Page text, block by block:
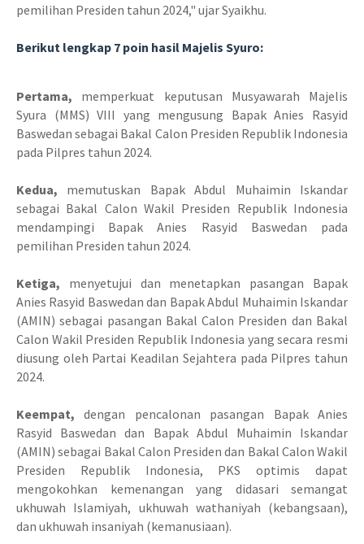
pemilihan Presiden tahun 2024," ujar Syaikhu.
Berikut lengkap 7 poin hasil Majelis Syuro:
Pertama, memperkuat keputusan Musyawarah Majelis
Syura (MMS) VIII yang mengusung Bapak Anies Rasyid
Baswedan sebagai Bakal Calon Presiden Republik Indonesia
pada Pilpres tahun 2024.
Kedua, memutuskan Bapak Abdul Muhaimin Iskandar
sebagai Bakal Calon Wakil Presiden Republik Indonesia
mendampingi Bapak Anies Rasyid Baswedan pada
pemilihan Presiden tahun 2024.
Ketiga, menyetujui dan menetapkan pasangan Bapak
Anies Rasyid Baswedan dan Bapak Abdul Muhaimin Iskandar
(AMIN) sebagai pasangan Bakal Calon Presiden dan Bakal
Calon Wakil Presiden Republik Indonesia yang secara resmi
diusung oleh Partai Keadilan Sejahtera pada Pilpres tahun
2024.
Keempat, dengan pencalonan pasangan Bapak Anies
Rasyid Baswedan dan Bapak Abdul Muhaimin Iskandar
(AMIN) sebagai Bakal Calon Presiden dan Bakal Calon Wakil
Presiden Republik Indonesia, PKS optimis dapat
mengokohkan kemenangan yang didasari semangat
ukhuwah Islamiyah, ukhuwah wathaniyah (kebangsaan),
dan ukhuwah insaniyah (kemanusiaan).